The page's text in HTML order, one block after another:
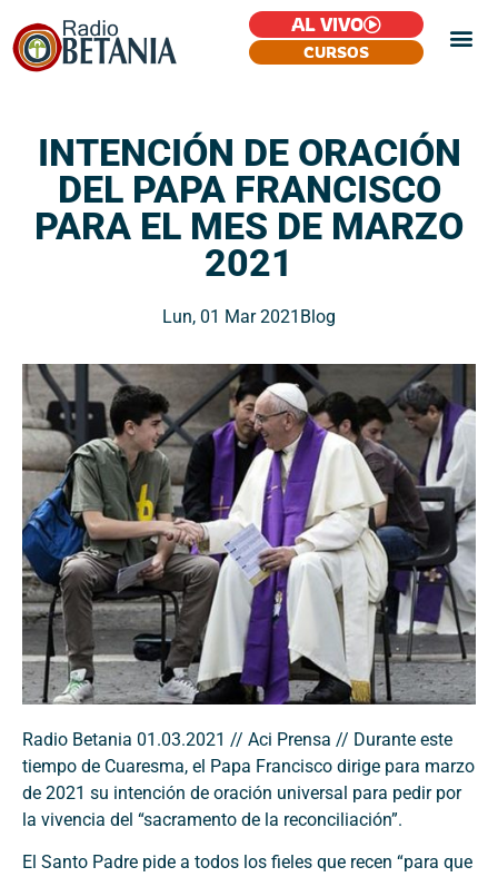
AL VIVO
CURSOS
INTENCIÓN DE ORACIÓN
DEL PAPA FRANCISCO
PARA EL MES DE MARZO
2021
Lun, 01 Mar 2021 Blog
Radio Betania 01.03.2021 // Aci Prensa // Durante este
tiempo de Cuaresma, el Papa Francisco dirige para marzo
de 2021 su intención de oración universal para pedir por
la vivencia del “sacramento de la reconciliación”.
El Santo Padre pide a todos los fieles que recen “para que